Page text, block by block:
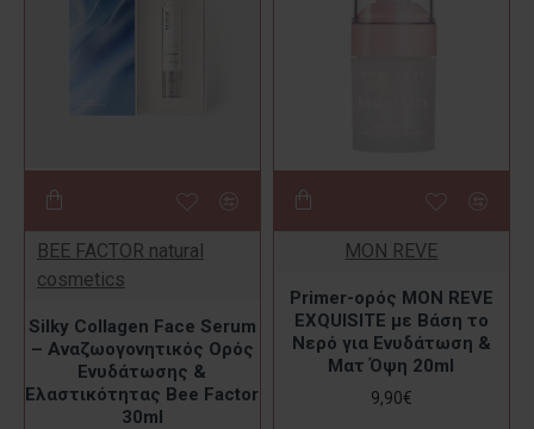
BEE FACTOR natural
cosmetics
Silky Collagen Face Serum
– Αναζωογονητικός Ορός
Ενυδάτωσης &
Ελαστικότητας Bee Factor
30ml
MON REVE
Primer-ορός MON REVE
EXQUISITE με Βάση το
Νερό για Ενυδάτωση &
Ματ Όψη 20ml
9,90€